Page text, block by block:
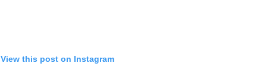
View this post on Instagram